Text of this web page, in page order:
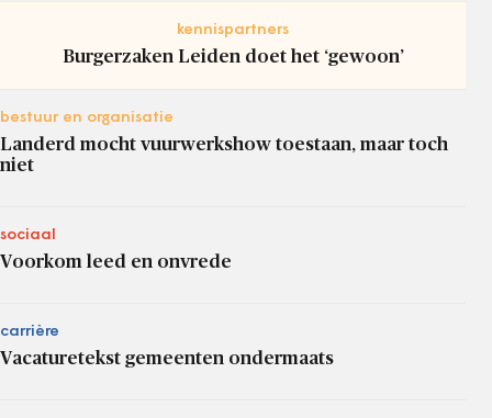
kennispartners
Burgerzaken Leiden doet het ‘gewoon’
bestuur en organisatie
Landerd mocht vuurwerkshow toestaan, maar toch
niet
sociaal
Voorkom leed en onvrede
carrière
Vacaturetekst gemeenten ondermaats